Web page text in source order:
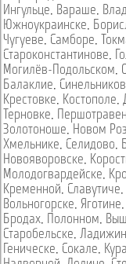
Ингульце, Вараше,
Южноукраинске,
Чугуеве, Самборе,
Староконстантинове,
Могилёв-Подольском,
Балаклие,
Крестовке, Костополе,
Терновке,
Золотоноше, Новом
Хмельнике, Селидово,
Новояворовске,
Молодогвардейске,
Кременной, Славутиче,
Вольногорске, Яготине,
Бродах, Полонном,
Старобельске,
Геническе, Сокале,